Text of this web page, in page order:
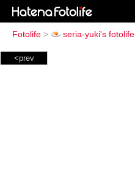
Fotolife > seria-yuki's fotolife
<prev